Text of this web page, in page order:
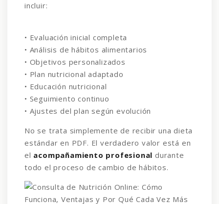
incluir:
• Evaluación inicial completa
• Análisis de hábitos alimentarios
• Objetivos personalizados
• Plan nutricional adaptado
• Educación nutricional
• Seguimiento continuo
• Ajustes del plan según evolución
No se trata simplemente de recibir una dieta
estándar en PDF. El verdadero valor está en
el acompañamiento profesional durante
todo el proceso de cambio de hábitos.